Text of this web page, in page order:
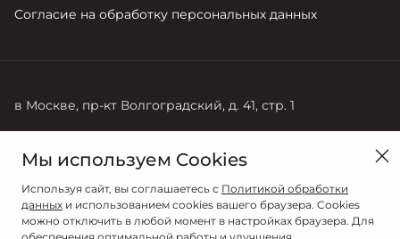
Согласие на обработку персональных данных
в Москве, пр-кт Волгоградский, д. 41, стр. 1
+7 (495) 730-44-03 +7 (495) 141-13-52
Мы используем Cookies
Используя сайт, вы соглашаетесь с Политикой обработки
данных и использованием cookies вашего браузера. Cookies
можно отключить в любой момент в настройках браузера. Для